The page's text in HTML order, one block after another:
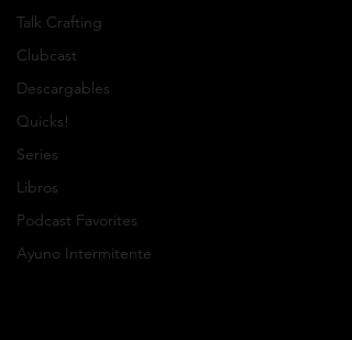
Talk Crafting
Clubcast
Descargables
Quicks!
Series
Libros
Podcast Favorites
Ayuno Intermitente